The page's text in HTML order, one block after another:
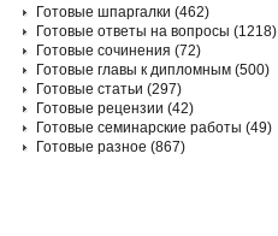
Готовые шпаргалки (462)
Готовые ответы на вопросы (1218)
Готовые сочинения (72)
Готовые главы к дипломным (500)
Готовые статьи (297)
Готовые рецензии (42)
Готовые семинарские работы (49)
Готовые разное (867)